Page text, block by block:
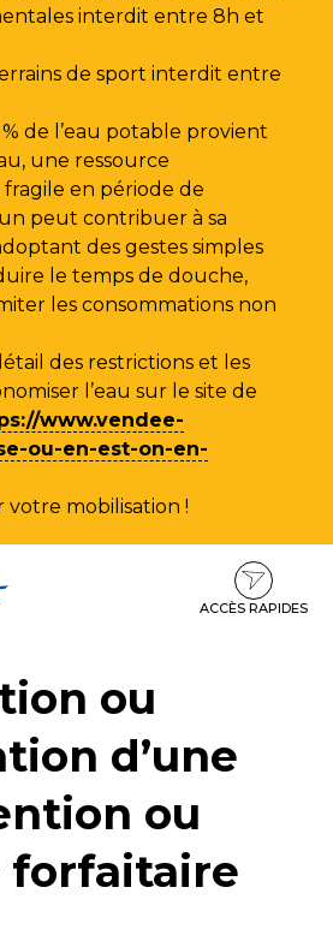
interdit entre 8h et
de sport interdit entre
de l’eau potable provient
une ressource
en période de
peut contribuer à sa
des gestes simples
le temps de douche,
les consommations non
des restrictions et les
l’eau sur le site de
www.vendee-
ou-en-est-on-en-
votre mobilisation !
ACCÈS RAPIDES
ou
d’une
ou
forfaitaire